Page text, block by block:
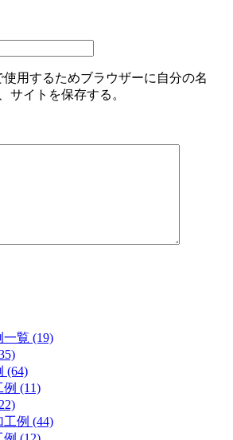
用するためブラウザーに自分の名
サイトを保存する。
覧 (19)
(64)
(11)
例 (44)